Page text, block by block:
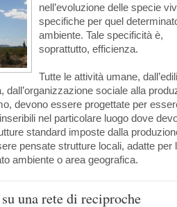
nell’evoluzione delle specie
specifiche per quel
ambiente. Tale specificità è,
soprattutto, efficienza.
Tutte le attività umane,
dall’organizzazione sociale alla
devono essere progettate per
nel particolare luogo dove
standard imposte dalla
pensate strutture locali, adatte per
ambiente o area geografica.
una rete di reciproche